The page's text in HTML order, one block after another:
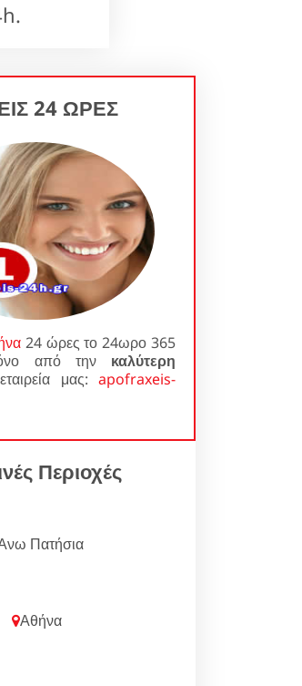
24 ΩΡΕΣ
24 ώρες το 24ωρο 365
από την καλύτερη
εταιρεία μας: apofraxeis-
Περιοχές
Πατήσια
Αθήνα